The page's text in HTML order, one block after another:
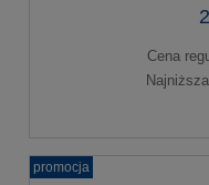
Cena
promocja